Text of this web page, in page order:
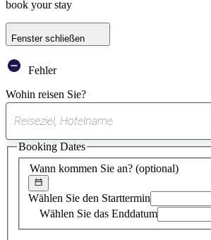
book your stay
Fenster schließen
Fehler
Wohin reisen Sie?
gefundener
Vorschlag
Wann kommen Sie an? (optional)
Wählen Sie den Starttermin
Wählen Sie das Enddatum
Booking Dates